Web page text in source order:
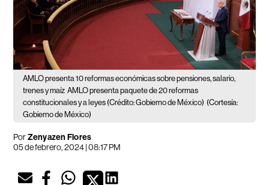
AMLO presenta 10 reformas económicas sobre pensiones, salario,
trenes y maíz AMLO presenta paquete de 20 reformas
constitucionales y a leyes (Crédito: Gobierno de México) (Cortesía:
Gobierno de México)
PorZenyazen Flores
05 de febrero, 2024 | 08:17 PM